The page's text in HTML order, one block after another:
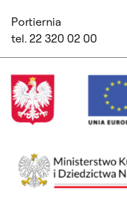
Portiernia
tel. 22 320 02 00